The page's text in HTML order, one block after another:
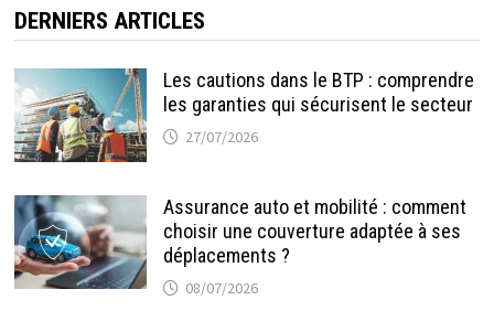
DERNIERS ARTICLES
Les cautions dans le BTP : comprendre
les garanties qui sécurisent le secteur
27/07/2026
Assurance auto et mobilité : comment
choisir une couverture adaptée à ses
déplacements ?
08/07/2026